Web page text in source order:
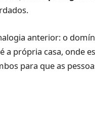
anterior: o
a própria casa, onde
para que as